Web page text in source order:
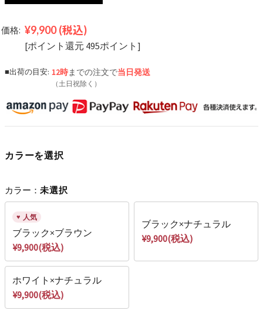
価格: ¥9,900 (税込)
[ポイント還元 495ポイント]
■出荷の目安: 12時までの注文で当日発送
（土日祝除く）
カラーを選択
カラー： 未選択
人気
ブラック×ブラウン
¥9,900(税込)
ブラック×ナチュラル
¥9,900(税込)
ホワイト×ナチュラル
¥9,900(税込)